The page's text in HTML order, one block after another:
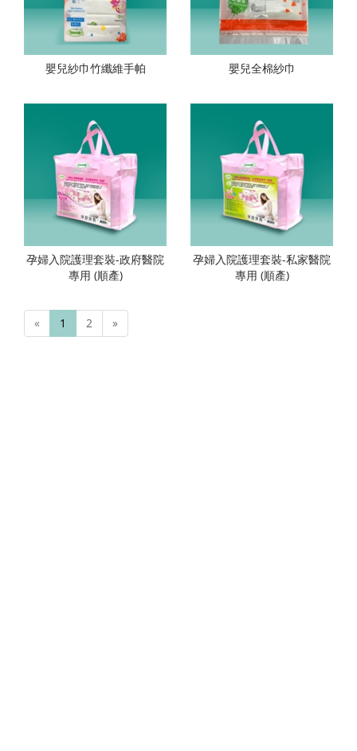
嬰兒紗巾竹纖維手帕 嬰兒全棉紗巾
孕婦入院護理套裝-政府醫院
專用 (順產)
孕婦入院護理套裝-私家醫院
專用 (順產)
« 1 2 »